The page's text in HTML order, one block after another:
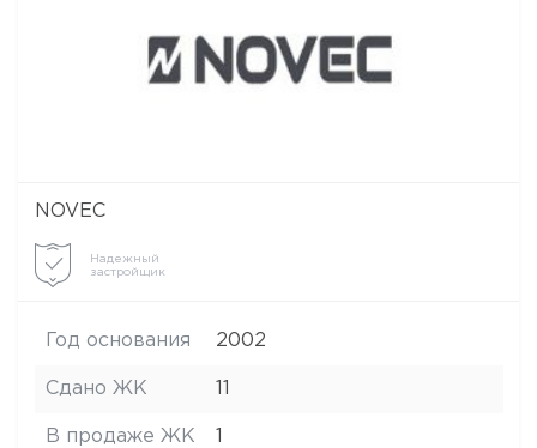
NOVEC
Надежный
застройщик
Год основания 2002
Сдано ЖК
В продаже ЖК